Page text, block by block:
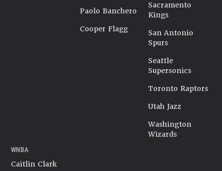
Paolo Banchero
Cooper Flagg
Sacramento
Kings
San Antonio
Spurs
Seattle
Supersonics
Toronto Raptors
Utah Jazz
Washington
Wizards
WNBA
Caitlin Clark